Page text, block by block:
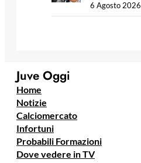
6 Agosto 2026
Juve Oggi
Home
Notizie
Calciomercato
Infortuni
Probabili Formazioni
Dove vedere in TV